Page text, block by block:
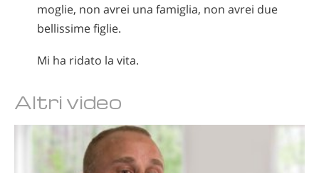
moglie, non avrei una famiglia, non avrei due
bellissime figlie.
Mi ha ridato la vita.
Altri video